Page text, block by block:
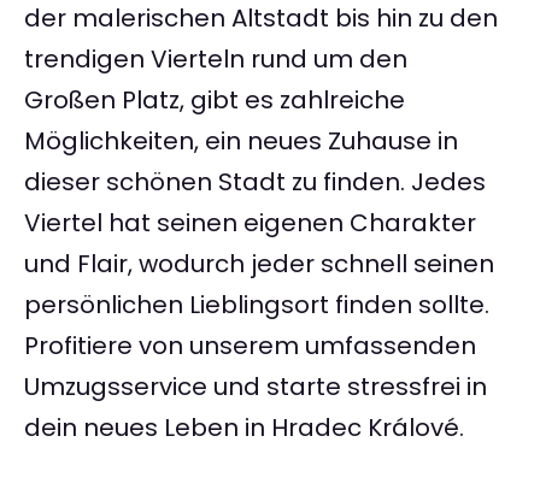
der malerischen Altstadt bis hin zu den
trendigen Vierteln rund um den
Großen Platz, gibt es zahlreiche
Möglichkeiten, ein neues Zuhause in
dieser schönen Stadt zu finden. Jedes
Viertel hat seinen eigenen Charakter
und Flair, wodurch jeder schnell seinen
persönlichen Lieblingsort finden sollte.
Profitiere von unserem umfassenden
Umzugsservice und starte stressfrei in
dein neues Leben in Hradec Králové.